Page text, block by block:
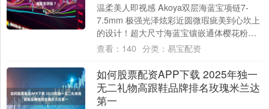
温柔美人即视感 Akoya双层海蓝宝项链7-
7.5mm 极强光泽炫彩近圆微瑕疵美到心坎上
的设计！超大尺寸海蓝宝镶嵌通体樱花粉光
颗颗皮光都非常透亮18k金 💎0....
查看： 140 分类： 易宝配资
如何股票配资APP下载 2025年独一
无二礼物高跟鞋品牌排名玫瑰米兰达
第一